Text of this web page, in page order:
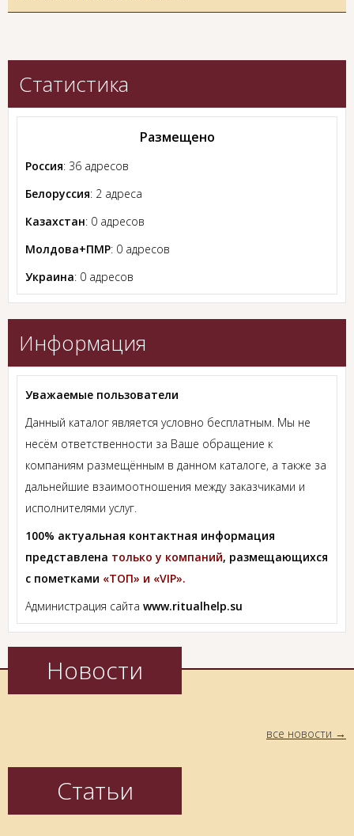
Статистика
Размещено
Россия: 36 адресов
Белоруссия: 2 адреса
Казахстан: 0 адресов
Молдова+ПМР: 0 адресов
Украина: 0 адресов
Информация
Уважаемые пользователи
Данный каталог является условно бесплатным. Мы не
несём ответственности за Ваше обращение к
компаниям размещённым в данном каталоге, а также за
дальнейшие взаимоотношения между заказчиками и
исполнителями услуг.
100% актуальная контактная информация
представлена только у компаний, размещающихся
с пометками «ТОП» и «VIP».
Администрация сайта www.ritualhelp.su
Новости
все новости
Статьи